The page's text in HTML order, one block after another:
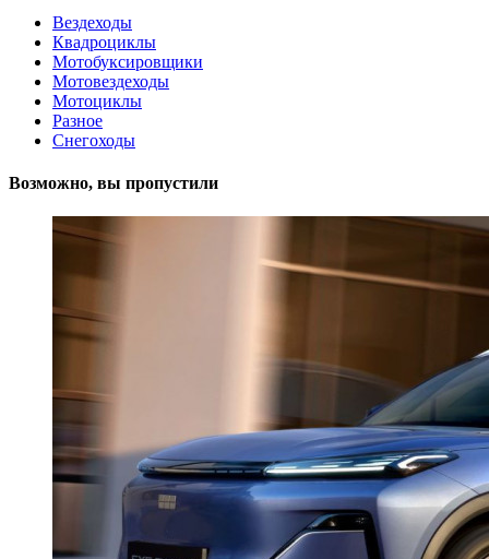
Вездеходы
Квадроциклы
Мотобуксировщики
Мотовездеходы
Мотоциклы
Разное
Снегоходы
Возможно, вы пропустили